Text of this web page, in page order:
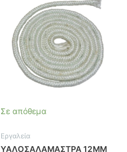
Σε απόθεμα
Εργαλεία
ΥΑΛΟΣΑΛΑΜΑΣΤΡΑ 12MM